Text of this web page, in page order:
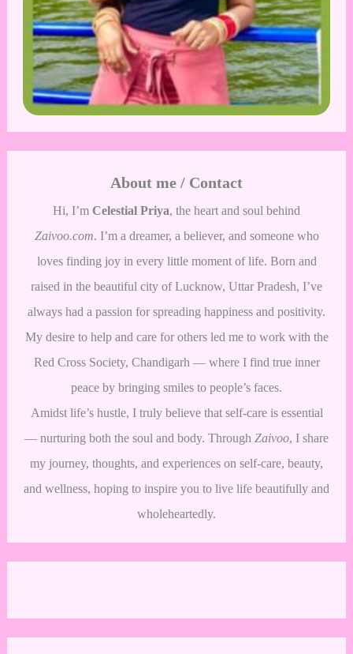
About me / Contact
Hi, I’m Celestial Priya, the heart and soul behind
Zaivoo.com. I’m a dreamer, a believer, and someone who
loves finding joy in every little moment of life. Born and
raised in the beautiful city of Lucknow, Uttar Pradesh, I’ve
always had a passion for spreading happiness and positivity.
My desire to help and care for others led me to work with the
Red Cross Society, Chandigarh — where I find true inner
peace by bringing smiles to people’s faces.
Amidst life’s hustle, I truly believe that self-care is essential
— nurturing both the soul and body. Through Zaivoo, I share
my journey, thoughts, and experiences on self-care, beauty,
and wellness, hoping to inspire you to live life beautifully and
wholeheartedly.